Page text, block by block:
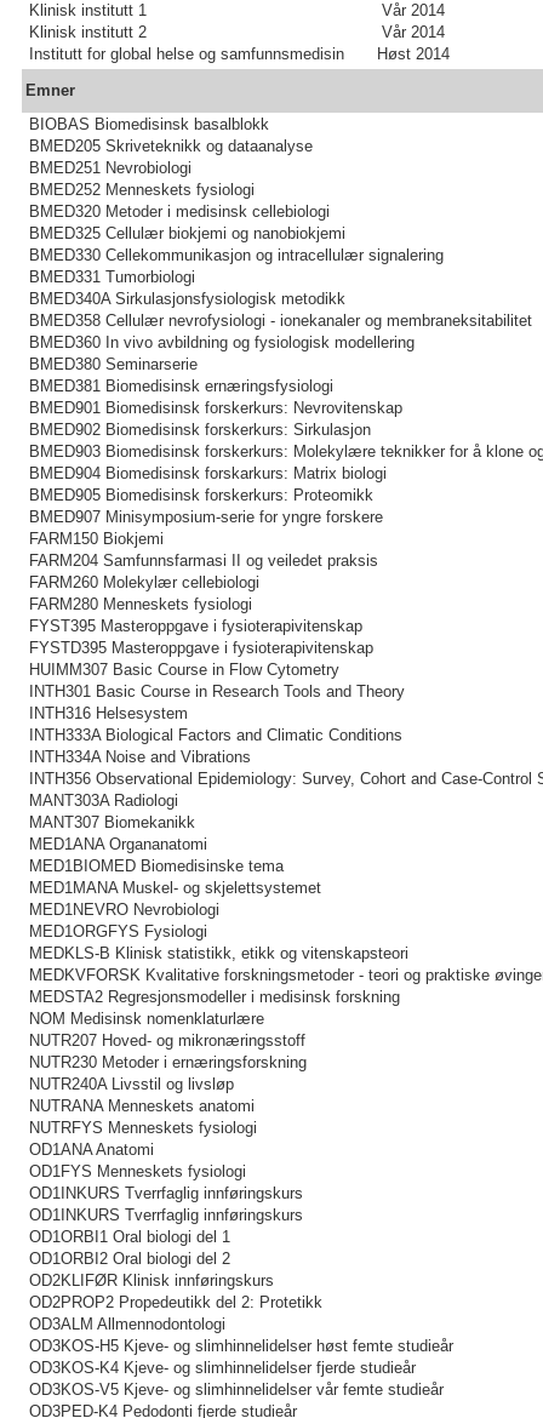
Klinisk institutt 1
Vår 2014
Klinisk institutt 2
Vår 2014
Institutt for global helse og samfunnsmedisin
Høst 2014
Emner
BIOBAS Biomedisinsk basalblokk
BMED205 Skriveteknikk og dataanalyse
BMED251 Nevrobiologi
BMED252 Menneskets fysiologi
BMED320 Metoder i medisinsk cellebiologi
BMED325 Cellulær biokjemi og nanobiokjemi
BMED330 Cellekommunikasjon og intracellulær signalering
BMED331 Tumorbiologi
BMED340A Sirkulasjonsfysiologisk metodikk
BMED358 Cellulær nevrofysiologi - ionekanaler og membraneksitabilitet
BMED360 In vivo avbildning og fysiologisk modellering
BMED380 Seminarserie
BMED381 Biomedisinsk ernæringsfysiologi
BMED901 Biomedisinsk forskerkurs: Nevrovitenskap
BMED902 Biomedisinsk forskerkurs: Sirkulasjon
BMED903 Biomedisinsk forskerkurs: Molekylære teknikker for å klone
BMED904 Biomedisinsk forskarkurs: Matrix biologi
BMED905 Biomedisinsk forskerkurs: Proteomikk
BMED907 Minisymposium-serie for yngre forskere
FARM150 Biokjemi
FARM204 Samfunnsfarmasi II og veiledet praksis
FARM260 Molekylær cellebiologi
FARM280 Menneskets fysiologi
FYST395 Masteroppgave i fysioterapivitenskap
FYSTD395 Masteroppgave i fysioterapivitenskap
HUIMM307 Basic Course in Flow Cytometry
INTH301 Basic Course in Research Tools and Theory
INTH316 Helsesystem
INTH333A Biological Factors and Climatic Conditions
INTH334A Noise and Vibrations
INTH356 Observational Epidemiology: Survey, Cohort and Case-Control
MANT303A Radiologi
MANT307 Biomekanikk
MED1ANA Organanatomi
MED1BIOMED Biomedisinske tema
MED1MANA Muskel- og skjelettsystemet
MED1NEVRO Nevrobiologi
MED1ORGFYS Fysiologi
MEDKLS-B Klinisk statistikk, etikk og vitenskapsteori
MEDKVFORSK Kvalitative forskningsmetoder - teori og praktiske
MEDSTA2 Regresjonsmodeller i medisinsk forskning
NOM Medisinsk nomenklaturlære
NUTR207 Hoved- og mikronæringsstoff
NUTR230 Metoder i ernæringsforskning
NUTR240A Livsstil og livsløp
NUTRANA Menneskets anatomi
NUTRFYS Menneskets fysiologi
OD1ANA Anatomi
OD1FYS Menneskets fysiologi
OD1INKURS Tverrfaglig innføringskurs
OD1INKURS Tverrfaglig innføringskurs
OD1ORBI1 Oral biologi del 1
OD1ORBI2 Oral biologi del 2
OD2KLIFØR Klinisk innføringskurs
OD2PROP2 Propedeutikk del 2: Protetikk
OD3ALM Allmennodontologi
OD3KOS-H5 Kjeve- og slimhinnelidelser høst femte studieår
OD3KOS-K4 Kjeve- og slimhinnelidelser fjerde studieår
OD3KOS-V5 Kjeve- og slimhinnelidelser vår femte studieår
OD3PED-K4 Pedodonti fjerde studieår